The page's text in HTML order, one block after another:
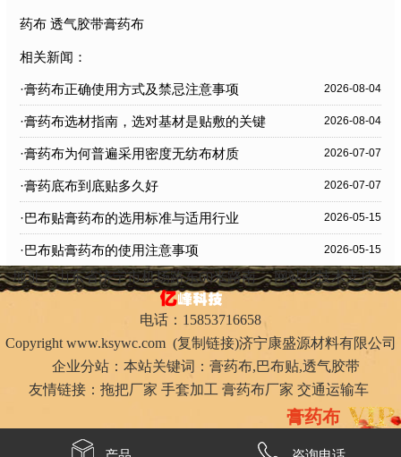
药布 透气胶带膏药布
相关新闻：
·膏药布正确使用方式及禁忌注意事项 2026-08-04
·膏药布选材指南，选对基材是贴敷的关键 2026-08-04
·膏药布为何普遍采用密度无纺布材质 2026-07-07
·膏药底布到底贴多久好 2026-07-07
·巴布贴膏药布的选用标准与适用行业 2026-05-15
·巴布贴膏药布的使用注意事项 2026-05-15
地址：山东省济宁市机场路东60米路南 网站化技术支持：
电话：15853716658
Copyright www.ksywc.com(复制链接)济宁康盛源材料有限公司
企业分站：本站关键词： 膏药布,巴布贴,透气胶带
友情链接： 拖把厂家 手套加工 膏药布厂家 交通运输车
膏药布